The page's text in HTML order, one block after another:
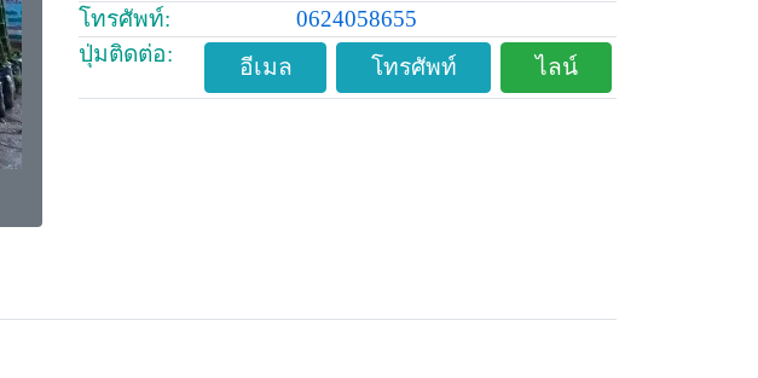
โทรศัพท์:
0624058655
ปุ่มติดต่อ:
อีเมล โทรศัพท์ ไลน์